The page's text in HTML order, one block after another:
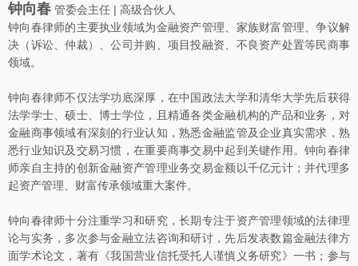
钟向春 管委会主任 | 高级合伙人
钟向春律师的主要执业领域为金融资产管理、家族财富管理、争议解
决（诉讼、仲裁）、公司并购、项目投融资、不良资产处置等民商事
领域。
钟向春律师不仅法学功底深厚，在中国政法大学和清华大学先后获得
法学学士、硕士、博士学位，且精通各类金融机构的产品和业务，对
金融商事领域有深刻的行业认知，熟悉金融监管及企业真实需求，熟
悉行业知识及交易习惯，在重要商事交易中起到关键作用。钟向春律
师亲自主持的创新金融资产管理业务交易金额以千亿元计；并代理多
起资产管理、财富传承领域重大案件。
钟向春律师十分注重学习和研究，长期专注于资产管理领域的法律理
论与实务，多次参与金融立法咨询和研讨，先后发表数篇金融法律方
面学术论文，著有《我国营业信托受托人谨慎义务研究》一书；参与